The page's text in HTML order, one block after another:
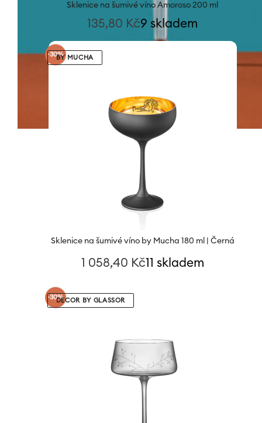
Sklenice na šumivé víno Amoroso 200 ml
135,80 Kč9 skladem
Sklenice na šumivé víno by Mucha 180 ml | Černá
1 058,40 Kč11 skladem
BY MUCHA
-30%
DECOR BY GLASSOR
-30%